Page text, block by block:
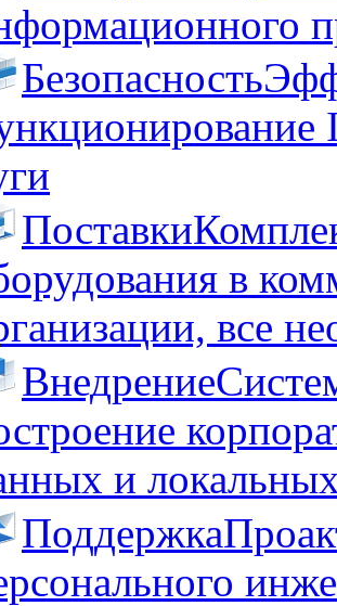
Безопасность
Поставки
в
все
Внедрение
и
Поддержка